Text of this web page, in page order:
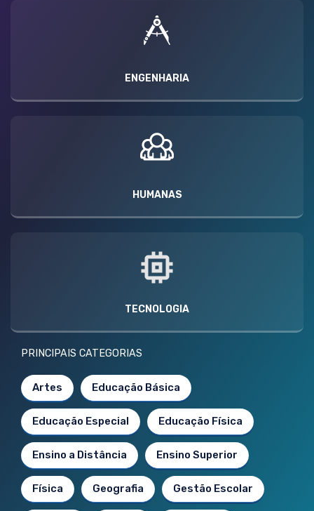
ENGENHARIA
HUMANAS
TECNOLOGIA
PRINCIPAIS CATEGORIAS
Artes Educação Básica
Educação Especial Educação Física
Ensino a Distância Ensino Superior
Física Geografia Gestão Escolar